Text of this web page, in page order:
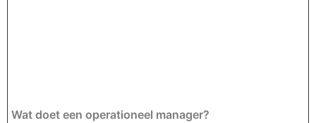
Wat doet een operationeel manager?